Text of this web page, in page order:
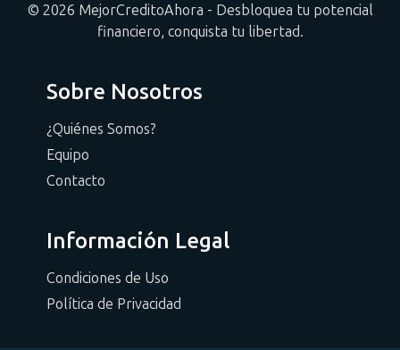
© 2026 MejorCreditoAhora - Desbloquea tu potencial
financiero, conquista tu libertad.
Sobre Nosotros
¿Quiénes Somos?
Equipo
Contacto
Información Legal
Condiciones de Uso
Política de Privacidad